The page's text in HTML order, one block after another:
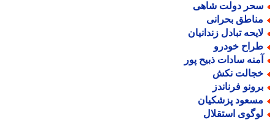
دولت شاهی
بحرانی
تبادل زندانیان
خودرو
سادات ذبیح پور
نکش
فرناندز
پزشکیان
استقلال